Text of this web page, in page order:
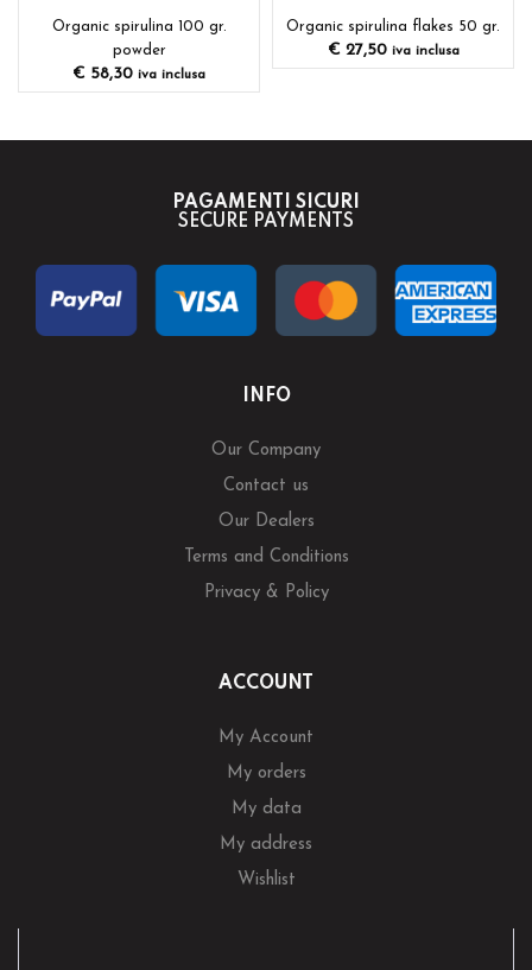
Organic spirulina 100 gr.
powder
€ 58,30 iva inclusa
Organic spirulina flakes 50 gr.
€27,50iva inclusa
PAGAMENTI SICURI
SECURE PAYMENTS
INFO
Our Company
Contact us
Our Dealers
Terms and Conditions
Privacy & Policy
ACCOUNT
My Account
My orders
My data
My address
Wishlist